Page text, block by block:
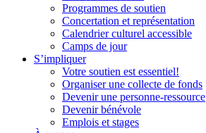
Programmes de soutien
Concertation et représentation
Calendrier culturel accessible
Camps de jour
S’impliquer
Votre soutien est essentiel!
Organiser une collecte de fonds
Devenir une personne-ressource
Devenir bénévole
Emplois et stages